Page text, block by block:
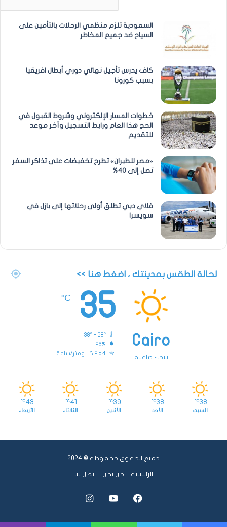
السعودية تلزم منظمي الرحلات بالتأمين على
السياح ضد جميع المخاطر
كاف يدرس تأجيل نهائي دوري أبطال افريقيا
بسبب كورونا
خطوات المسار الإلكتروني وشروط القبول في
الحج هذا العام ورابط التسجيل وآخر موعد
للتقديم
«مصر للطيران» تطرح تخفيضات على تذاكر السفر
تصل إلى 40%
فلاي دبي تطلق أولى رحلاتها إلى بازل في
سويسرا
لحالة الطقس بمدينتك ، اضغط هنا >>
Cairo
سماء صافية
35
℃
26%
2.54 كيلومتر/ساعة
38
℃
السبت
38
℃
الأحد
39
℃
الأثنين
41
℃
الثلاثاء
43
℃
الأربعاء
جميع الحقوق محفوظة © 2024
الرئيسية من نحن اتصل بنا
فيسبوكيوتيوبانستقرام